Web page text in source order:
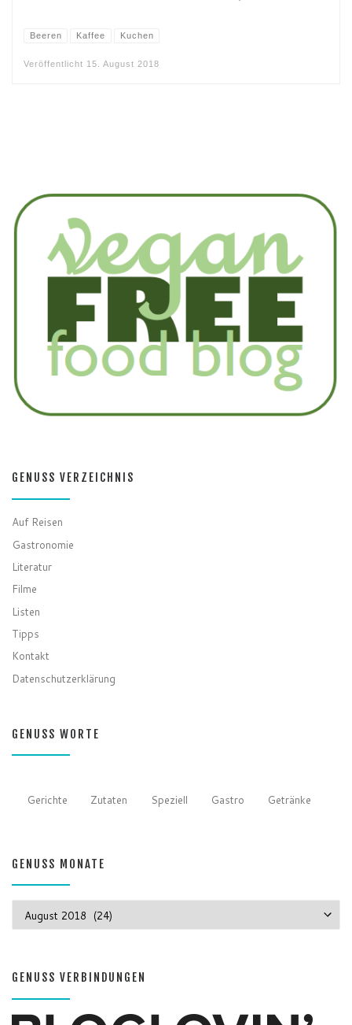
Beeren Kaffee Kuchen
Veröffentlicht 15. August 2018
GENUSS VERZEICHNIS
Auf Reisen
Gastronomie
Literatur
Filme
Listen
Tipps
Kontakt
Datenschutzerklärung
GENUSS WORTE
Gerichte Zutaten Speziell Gastro Getränke
GENUSS MONATE
GENUSS VERBINDUNGEN